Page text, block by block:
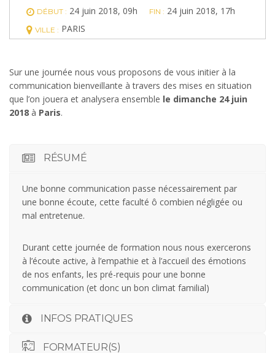
DÉBUT : 24 juin 2018, 09h FIN : 24 juin 2018, 17h
VILLE : PARIS
Sur une journée nous vous proposons de vous initier à la
communication bienveillante à travers des mises en situation
que l’on jouera et analysera ensemble le dimanche 24 juin
2018 à Paris.
RÉSUMÉ
Une bonne communication passe nécessairement par
une bonne écoute, cette faculté ô combien négligée ou
mal entretenue.
Durant cette journée de formation nous nous exercerons
à l’écoute active, à l’empathie et à l’accueil des émotions
de nos enfants, les pré-requis pour une bonne
communication (et donc un bon climat familial)
INFOS PRATIQUES
FORMATEUR(S)